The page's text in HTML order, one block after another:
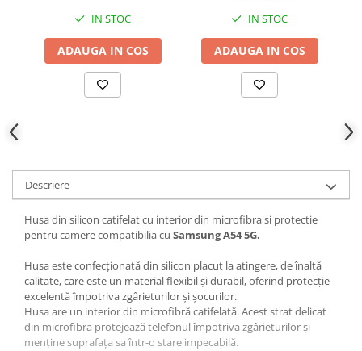
IN STOC
ADAUGA IN COS
IN STOC
ADAUGA IN COS
Descriere
Husa din silicon catifelat cu interior din microfibra si protectie
pentru camere compatibilia cu Samsung A54 5G.
Husa este confecționată din silicon placut la atingere, de înaltă
calitate, care este un material flexibil și durabil, oferind protecție
excelentă împotriva zgârieturilor și șocurilor.
Husa are un interior din microfibră catifelată. Acest strat delicat
din microfibra protejează telefonul împotriva zgârieturilor și
menține suprafața sa într-o stare impecabilă.